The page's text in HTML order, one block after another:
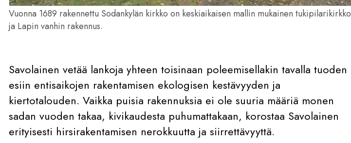
Vuonna 1689 rakennettu Sodankylän kirkko on keskiaikaisen mallin mukainen tukipilarikirkko
ja Lapin vanhin rakennus.
Savolainen vetää lankoja yhteen toisinaan poleemisellakin tavalla tuoden
esiin entisaikojen rakentamisen ekologisen kestävyyden ja
kiertotalouden. Vaikka puisia rakennuksia ei ole suuria määriä monen
sadan vuoden takaa, kivikaudesta puhumattakaan, korostaa Savolainen
erityisesti hirsirakentamisen nerokkuutta ja siirrettävyyttä.